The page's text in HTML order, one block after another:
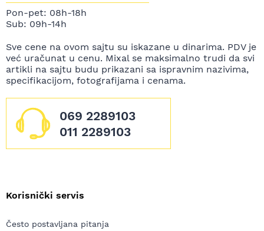
Pon-pet: 08h-18h
Sub: 09h-14h
Sve cene na ovom sajtu su iskazane u dinarima. PDV je
već uračunat u cenu. Mixal se maksimalno trudi da svi
artikli na sajtu budu prikazani sa ispravnim nazivima,
specifikacijom, fotografijama i cenama.
069 2289103
011 2289103
Korisnički servis
Često postavljana pitanja